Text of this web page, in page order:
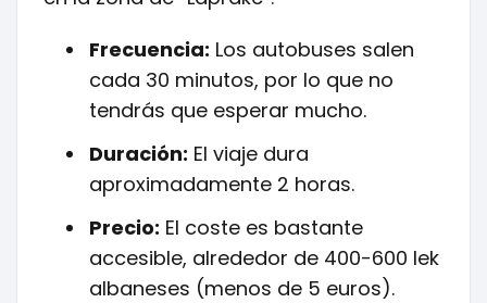
Frecuencia: Los autobuses salen
cada 30 minutos, por lo que no
tendrás que esperar mucho.
Duración: El viaje dura
aproximadamente 2 horas.
Precio: El coste es bastante
accesible, alrededor de 400-600 lek
albaneses (menos de 5 euros).